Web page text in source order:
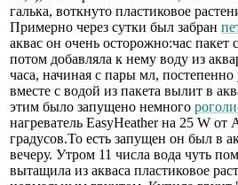
галька, воткнуто пластиковое
Примерно через сутки был забран
аквас он очень осторожно:час пакет
потом добавляла к нему воду из
часа, начиная с пары мл, постепенно
вместе с водой из пакета вылит в
этим было запущено немного
нагреватель EasyHeather на 25 W от
градусов.То есть запущен он был в
вечеру. Утром 11 числа вода чуть
вытащила из акваса пластиковое